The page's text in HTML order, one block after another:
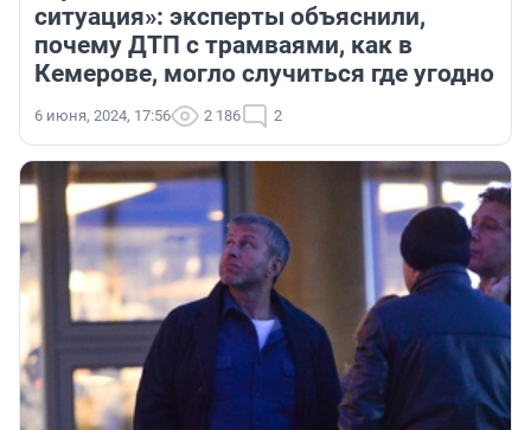
ситуация»: эксперты объяснили,
почему ДТП с трамваями, как в
Кемерове, могло случиться где угодно
6 июня, 2024, 17:56 2 186 2